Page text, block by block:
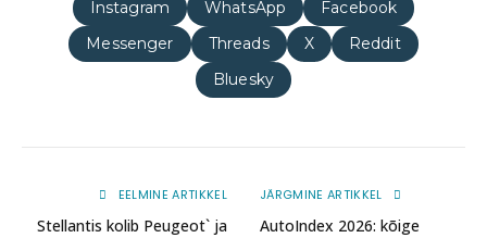
Instagram WhatsApp
Facebook
Messenger
Threads X
Reddit
Bluesky
EELMINE ARTIKKEL
Stellantis kolib Peugeot` ja
JÄRGMINE ARTIKKEL
AutoIndex 2026: kõige